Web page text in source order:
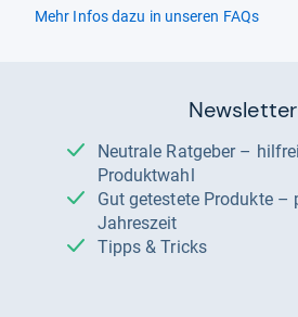
Mehr Infos dazu in unseren FAQs
Newsletter
Neutrale Ratgeber – hilfreich für Ihre
Produktwahl
Gut getestete Produkte – passend zur
Jahreszeit
Tipps & Tricks